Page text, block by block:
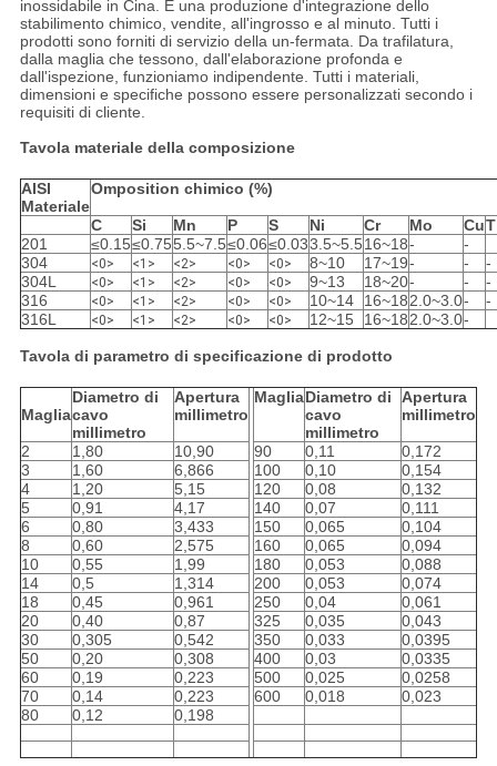
inossidabile in Cina. È una produzione d'integrazione dello
stabilimento chimico, vendite, all'ingrosso e al minuto. Tutti i
prodotti sono forniti di servizio della un-fermata. Da trafilatura,
dalla maglia che tessono, dall'elaborazione profonda e
dall'ispezione, funzioniamo indipendente. Tutti i materiali,
dimensioni e specifiche possono essere personalizzati secondo i
requisiti di cliente.
Tavola materiale della composizione
AISI
Materiale
Omposition chimico (%)
C Si Mn P S Ni Cr Mo Cu
201
≤0.15≤0.755.5~7.5≤0.06≤0.033.5~5.516~18-
-
304
<0> <1> <2> <0> <0> 8~10 17~19- -
-
304L
<0> <1> <2> <0> <0> 9~13 18~20- -
-
316
<0> <1> <2> <0> <0> 10~14 16~182.0~3.0-
-
316L
<0> <1> <2> <0> <0> 12~15 16~182.0~3.0-
Tavola di parametro di specificazione di prodotto
Maglia
Diametro di
cavo
millimetro
Apertura
millimetro
MagliaDiametro di
cavo
millimetro
Apertura
millimetro
2 1,80 10,90 90 0,11
0,172
3
1,60 6,866 100 0,10
0,154
4
1,20 5,15 120 0,08
0,132
5
0,91 4,17 140 0,07
0,111
6
0,80 3,433 150 0,065
0,104
8
0,60 2,575 160 0,065
0,094
10
0,55 1,99 180 0,053
0,088
14
0,5 1,314 200 0,053
0,074
18
0,45 0,961 250 0,04
0,061
20
0,40 0,87 325 0,035
0,043
30
0,305 0,542 350 0,033
0,0395
50
0,20 0,308 400 0,03
0,0335
60
0,19 0,223 500 0,025
0,0258
70
0,14 0,223 600 0,018
0,023
80
0,12 0,198